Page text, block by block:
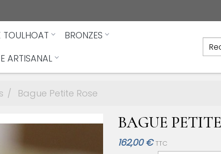
TOULHOAT
BRONZES
ARTISANAL
Bague Petite Rose
BAGUE
162,00 € TTC